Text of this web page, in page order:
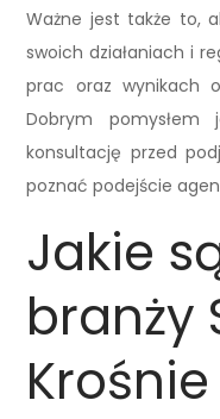
Ważne jest także to,
swoich działaniach i
prac oraz wynikach
Dobrym
konsultację przed
poznać podejście
Jakie
branży
Krośnie